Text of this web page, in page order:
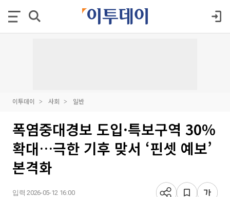
이투데이 사회 일반
폭염중대경보 도입·특보구역 30%
확대…극한 기후 맞서 ‘핀셋 예보’
본격화
입력 2026-05-12 16:00